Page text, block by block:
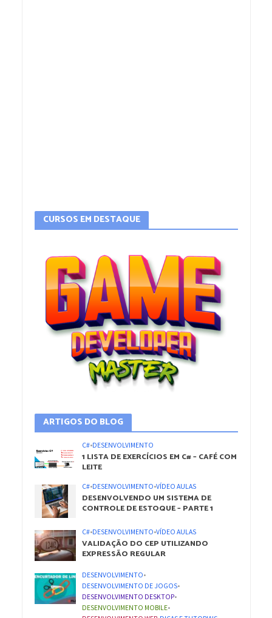
CURSOS EM DESTAQUE
ARTIGOS DO BLOG
C#•DESENVOLVIMENTO
1 LISTA DE EXERCÍCIOS EM C# – CAFÉ COM
LEITE
C#•DESENVOLVIMENTO•VÍDEO AULAS
DESENVOLVENDO UM SISTEMA DE
CONTROLE DE ESTOQUE – PARTE 1
C#•DESENVOLVIMENTO•VÍDEO AULAS
VALIDAÇÃO DO CEP UTILIZANDO
EXPRESSÃO REGULAR
DESENVOLVIMENTO•
DESENVOLVIMENTO DE JOGOS•
DESENVOLVIMENTO DESKTOP•
DESENVOLVIMENTO MOBILE•